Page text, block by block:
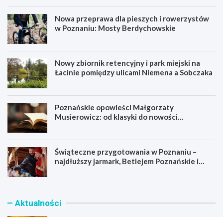
n
i
k
a
j
i
w
1
8
8
0
r
o
k
u
ń
ż
e
g
a
l
e
g
e
n
d
ę
p
o
5
1
l
a
Nowa przeprawa dla pieszych i rowerzystów
w Poznaniu: Mosty Berdychowskie
Nowy zbiornik retencyjny i park miejski na
Łacinie pomiędzy ulicami Niemena a Sobczaka
Poznańskie opowieści Małgorzaty
Musierowicz: od klasyki do nowości
Świąteczne przygotowania w Poznaniu –
najdłuższy jarmark, Betlejem Poznańskie i
Aktualności